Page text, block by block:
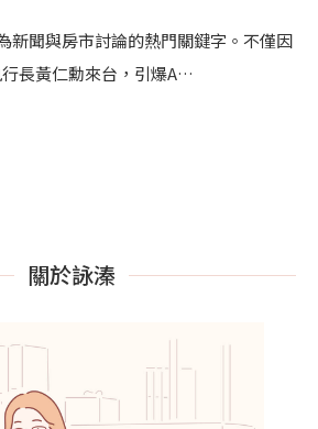
新聞與房市討論的熱門關鍵字。不僅因
長黃仁勳來台，引爆A…
關於詠溱